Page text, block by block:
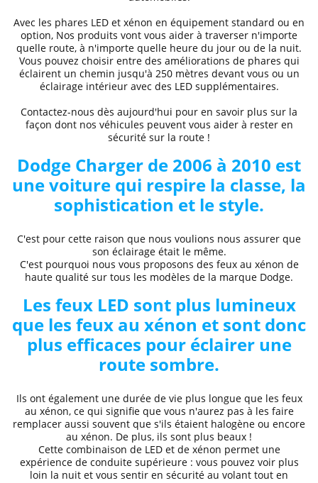
Avec les phares LED et xénon en équipement standard ou en
option, Nos produits vont vous aider à traverser n'importe
quelle route, à n'importe quelle heure du jour ou de la nuit.
Vous pouvez choisir entre des améliorations de phares qui
éclairent un chemin jusqu'à 250 mètres devant vous ou un
éclairage intérieur avec des LED supplémentaires.
Contactez-nous dès aujourd'hui pour en savoir plus sur la
façon dont nos véhicules peuvent vous aider à rester en
sécurité sur la route !
Dodge Charger de 2006 à 2010 est
une voiture qui respire la classe, la
sophistication et le style.
C'est pour cette raison que nous voulions nous assurer que
son éclairage était le même.
C'est pourquoi nous vous proposons des feux au xénon de
haute qualité sur tous les modèles de la marque Dodge.
Les feux LED sont plus lumineux
que les feux au xénon et sont donc
plus efficaces pour éclairer une
route sombre.
Ils ont également une durée de vie plus longue que les feux
au xénon, ce qui signifie que vous n'aurez pas à les faire
remplacer aussi souvent que s'ils étaient halogène ou encore
au xénon. De plus, ils sont plus beaux !
Cette combinaison de LED et de xénon permet une
expérience de conduite supérieure: vous pouvez voir plus
loin la nuit et vous sentir en sécurité au volant tout en